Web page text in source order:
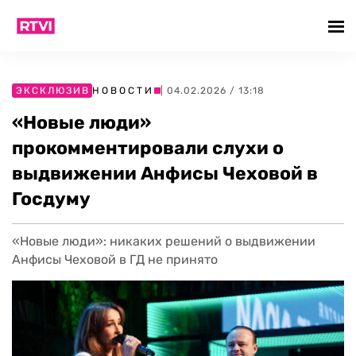
ЭКСКЛЮЗИВ НОВОСТИ | 04.02.2026 / 13:18
«Новые люди»
прокомментировали слухи о
выдвижении Анфисы Чеховой в
Госдуму
«Новые люди»: никаких решений о выдвижении
Анфисы Чеховой в ГД не принято